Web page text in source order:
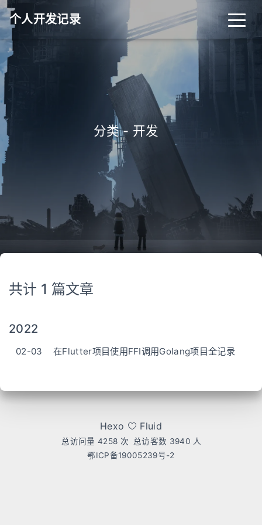
个人开发记录
分类 - 开发
共计 1 篇文章
2022
02-03 在Flutter项目使用FFI调用Golang项目全记录
Hexo Fluid
总访问量4258 次 总访客数 3940 人
鄂ICP备19005239号-2